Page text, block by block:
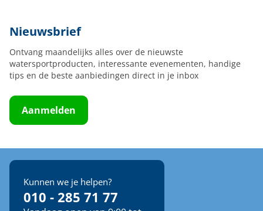
Nieuwsbrief
Ontvang maandelijks alles over de nieuwste
watersportproducten, interessante evenementen, handige
tips en de beste aanbiedingen direct in je inbox
Aanmelden
Kunnen we je helpen?
010 - 285 71 77